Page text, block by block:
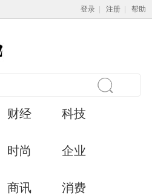
登录 注册 帮助
财经 科技
时尚 企业
商讯 消费